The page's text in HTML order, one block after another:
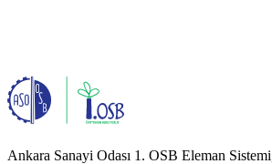
Ankara Sanayi Odası 1. OSB Eleman